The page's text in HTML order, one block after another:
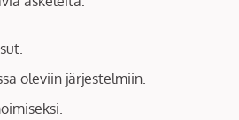
oleviin järjestelmiin.